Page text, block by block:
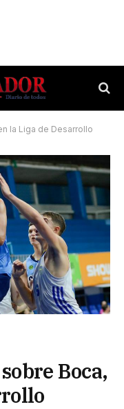
la Liga de Desarrollo
Boca,